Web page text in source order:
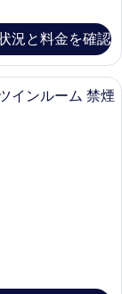
況と料金を確認
フォートフロア カジ
インルーム 禁煙